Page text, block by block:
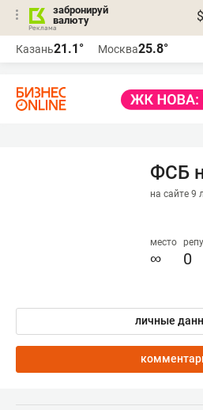
забронируй
валюту
$
Казань21.1° Москва25.8°
ФСБ
на сайте 9
место
∞ 0
личные